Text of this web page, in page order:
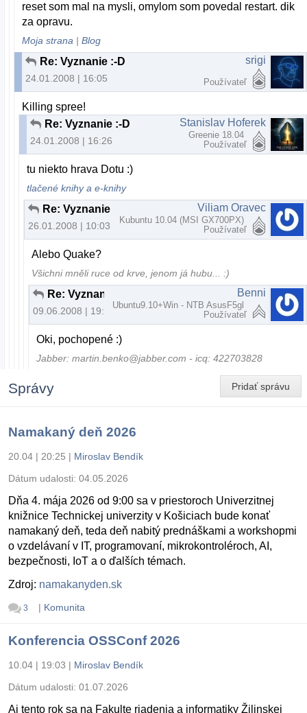
reset som mal na mysli, omylom som povedal restart. dik
za opravu.
Moja strana |Blog
Re: Vyznanie :-D
24.01.2008 | 16:05
srigi
Používateľ
Killing spree!
Re: Vyznanie :-D
24.01.2008 | 16:26
Stanislav Hoferek
Greenie 18.04
Používateľ
tu niekto hrava Dotu :)
tlačené knihy a e-knihy
Re: Vyznanie :-D
26.01.2008 | 10:03
Viliam Oravec
Kubuntu 10.04 (MSI GX700PX)
Používateľ
Alebo Quake?
Všichni mněli ruce od krve, jenom já hubu... :)
Re: Vyznanie :-D
09.06.2008 | 19:37
Benni
Ubuntu9.10+Win - NTB AsusF5gl
Používateľ
Oki, pochopené :)
Jabber: martin.benko@jabber.com - icq: 422703828
Pridať správu
Správy
Namakaný deň 2026
20.04 | 20:25 | Miroslav Bendík
Dátum udalosti: 04.05.2026
Dňa 4. mája 2026 od 9:00 sa v priestoroch Univerzitnej
knižnice Technickej univerzity v Košiciach bude konať
namakaný deň, teda deň nabitý prednáškami a workshopmi
o vzdelávaní v IT, programovaní, mikrokontroléroch, AI,
bezpečnosti, IoT a o ďalších témach.
Zdroj: namakanyden.sk
3 | Komunita
Konferencia OSSConf 2026
10.04 | 19:03 | Miroslav Bendík
Dátum udalosti: 01.07.2026
Aj tento rok sa na Fakulte riadenia a informatiky Žilinskej